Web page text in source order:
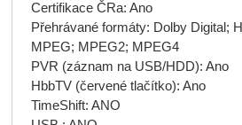
Certifikace ČRa: Ano
Přehrávané formáty: Dolby Digital;
MPEG; MPEG2; MPEG4
PVR (záznam na USB/HDD): Ano
HbbTV (červené tlačítko): Ano
TimeShift: ANO